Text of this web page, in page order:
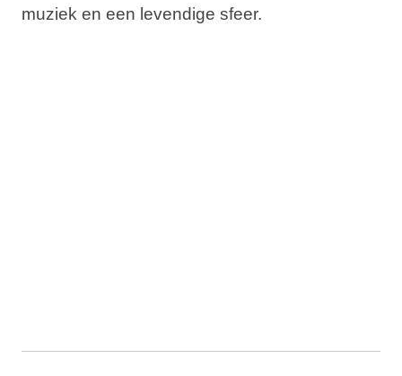
muziek en een levendige sfeer.